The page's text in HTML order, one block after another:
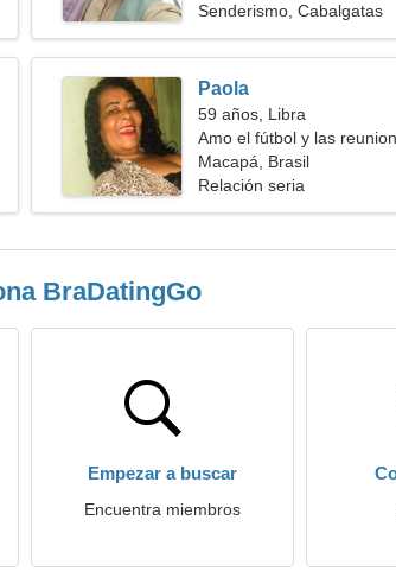
Senderismo, Cabalgatas
Paola
59 años, Libra
Amo el fútbol y las
Macapá, Brasil
Relación seria
BraDatingGo
Empezar a buscar
Encuentra miembros